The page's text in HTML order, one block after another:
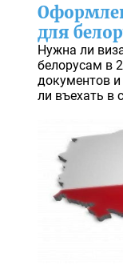
для
Нужна ли
белорусам в
документов
ли въехать в